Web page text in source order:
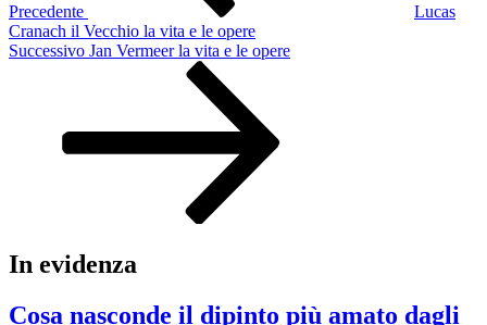
Precedente
Lucas
Cranach il Vecchio la vita e le opere
Articolo
Successivo Jan Vermeer la vita e le opere
In evidenza
Cosa nasconde il dipinto più amato dagli